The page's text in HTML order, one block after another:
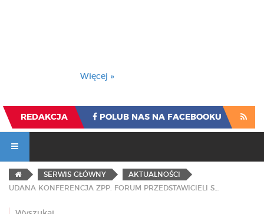
Więcej »
REDAKCJA POLUB NAS NA FACEBOOKU
SERWIS GŁÓWNY
AKTUALNOŚCI